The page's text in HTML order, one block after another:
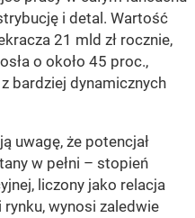
i detal. Wartość
21 mld zł rocznie,
o około 45 proc.,
bardziej dynamicznych
uwagę, że potencjał
w pełni – stopień
liczony jako relacja
wynosi zaledwie